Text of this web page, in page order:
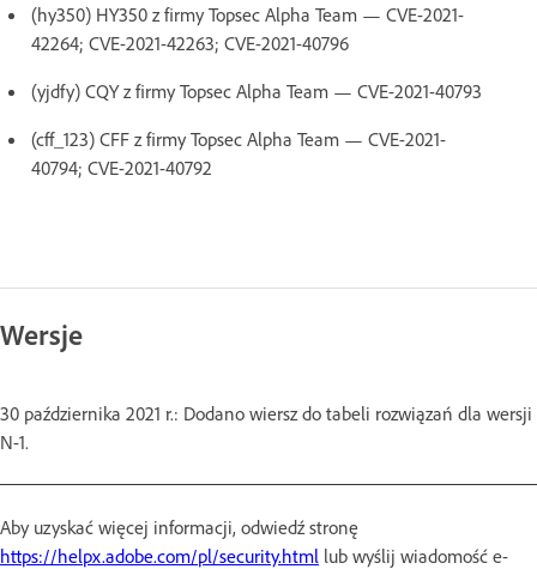
(hy350) HY350 z firmy Topsec Alpha Team — CVE-2021-
42264; CVE-2021-42263; CVE-2021-40796
(yjdfy) CQY z firmy Topsec Alpha Team — CVE-2021-40793
(cff_123) CFF z firmy Topsec Alpha Team — CVE-2021-
40794; CVE-2021-40792
Wersje
30 października 2021 r.: Dodano wiersz do tabeli rozwiązań dla wersji
N-1.
Aby uzyskać więcej informacji, odwiedź stronę
https://helpx.adobe.com/pl/security.html lub wyślij wiadomość e-